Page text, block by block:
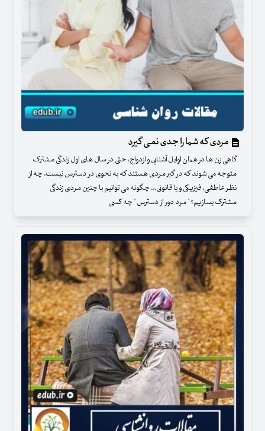
مردی که شما را جدی نمی گیرد
گاهی زن ها در همان اوایل آشنایی و ازدواج، حتی در سال های اول زندگی مشترک
متوجه می شوند که در گیر مردی هستند که به نحوی در دسترس نیست. چه از
نظر عاطفی، فیزیکی و یا قانونی... چگونه می توانیم با چنین مردی زندگی
مشترک بسازیم؟ " مرد دور از دسترس " چه کسی